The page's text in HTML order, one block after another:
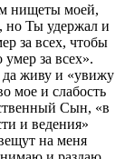
нищеты моей,
но Ты удержал и
за всех, чтобы
за всех».
да живу и «увижу
мое и слабость
Сын, «в
и ведения»
на меня